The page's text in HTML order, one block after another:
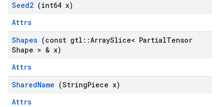
Seed2 (int64 x)
Attrs
Shapes (const gtl ::ArraySlice< PartialTensor
Shape > & x)
Attrs
SharedName (StringPiece x)
Attrs